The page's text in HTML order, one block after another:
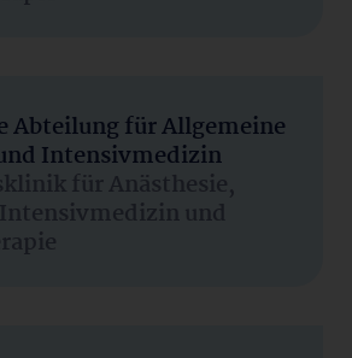
Abteilung für Allgemeine
Intensivmedizin
für Anästhesie,
und